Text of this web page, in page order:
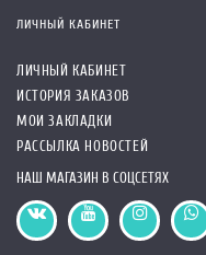
ЛИЧНЫЙ КАБИНЕТ
ЛИЧНЫЙ КАБИНЕТ
ИСТОРИЯ ЗАКАЗОВ
МОИ ЗАКЛАДКИ
РАССЫЛКА НОВОСТЕЙ
НАШ МАГАЗИН В СОЦСЕТЯХ